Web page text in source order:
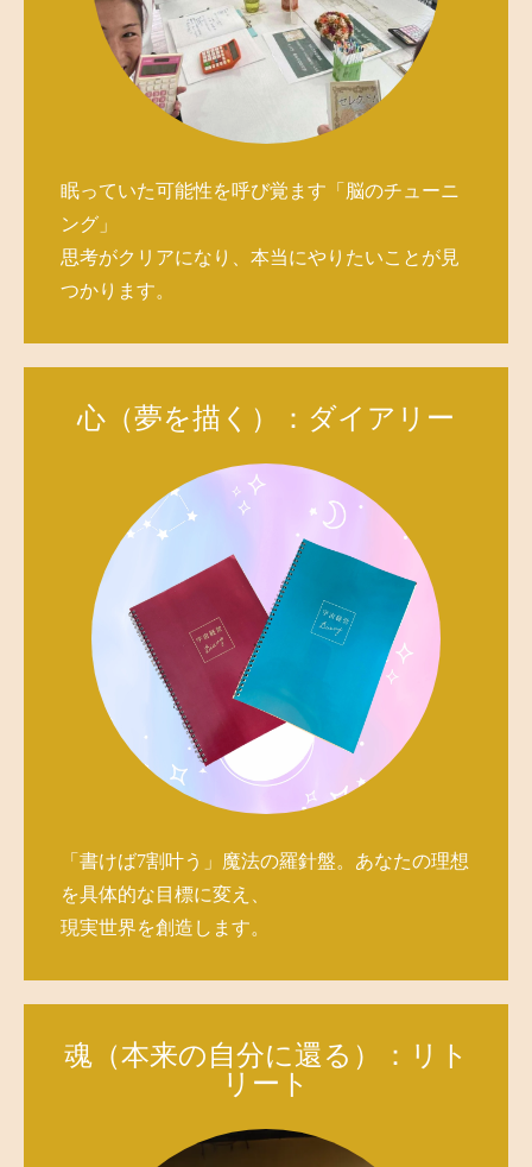
眠っていた可能性を呼び覚ます「脳のチューニ
ング」
思考がクリアになり、本当にやりたいことが見
つかります。
心（夢を描く）：ダイアリー
「書けば7割叶う」魔法の羅針盤。あなたの理想
を具体的な目標に変え、
現実世界を創造します。
魂（本来の自分に還る）：リト
リート